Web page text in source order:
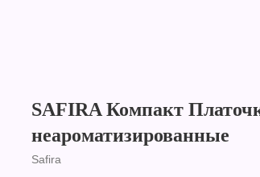
SAFIRA Компакт
неароматизированные
Safira